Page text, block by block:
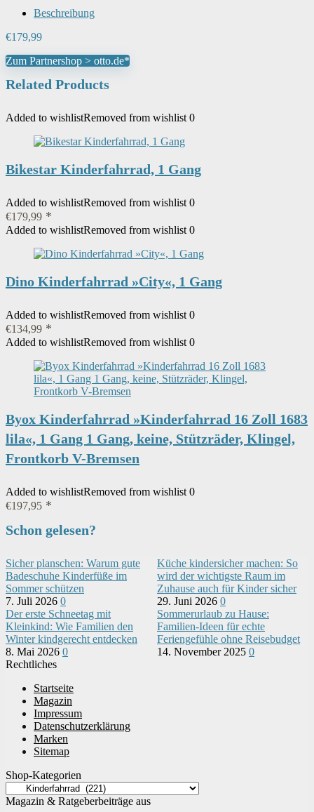
Beschreibung
€179,99
Zum Partnershop > otto.de*
Related Products
Added to wishlistRemoved from wishlist 0
Bikestar Kinderfahrrad, 1 Gang
Added to wishlistRemoved from wishlist 0
€179,99
Added to wishlistRemoved from wishlist 0
Dino Kinderfahrrad »City«, 1 Gang
Added to wishlistRemoved from wishlist 0
€134,99
Added to wishlistRemoved from wishlist 0
Byox Kinderfahrrad »Kinderfahrrad 16 Zoll 1683
lila«, 1 Gang 1 Gang, keine, Stützräder, Klingel,
Frontkorb V-Bremsen
Added to wishlistRemoved from wishlist 0
€197,95
Schon gelesen?
Sicher planschen: Warum gute
Badeschuhe Kinderfüße im
Sommer schützen
7. Juli 2026 0
Küche kindersicher machen: So
wird der wichtigste Raum im
Zuhause auch für Kinder sicher
29. Juni 2026 0
Der erste Schneetag mit
Kleinkind: Wie Familien den
Winter kindgerecht entdecken
8. Mai 2026 0
Sommerurlaub zu Hause:
Familien-Ideen für echte
Feriengefühle ohne Reisebudget
14. November 2025 0
Rechtliches
Startseite
Magazin
Impressum
Datenschutzerklärung
Marken
Sitemap
Shop-Kategorien
Magazin & Ratgeberbeiträge aus